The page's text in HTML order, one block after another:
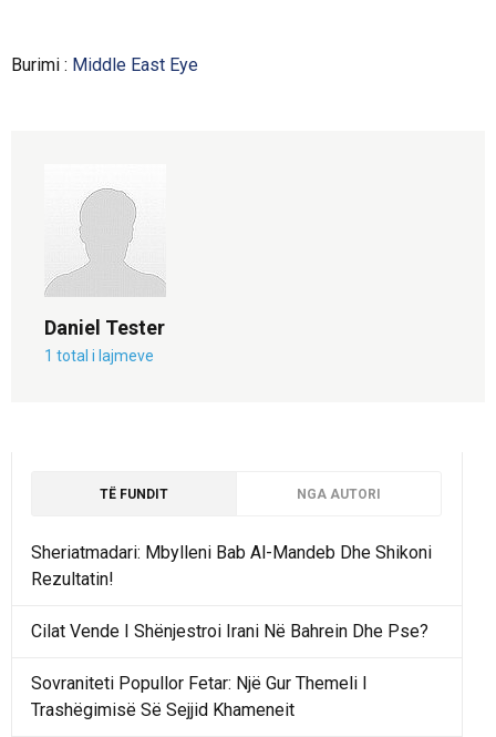
Burimi : Middle East Eye
Daniel Tester
1 total i lajmeve
TË FUNDIT NGA AUTORI
Sheriatmadari: Mbylleni Bab Al-Mandeb Dhe Shikoni
Rezultatin!
Cilat Vende I Shënjestroi Irani Në Bahrein Dhe Pse?
Sovraniteti Popullor Fetar: Një Gur Themeli I
Trashëgimisë Së Sejjid Khameneit